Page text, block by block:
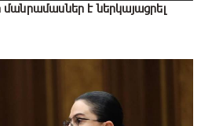
է ներկայացրել